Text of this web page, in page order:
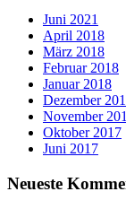
Juni 2021
April 2018
März 2018
Februar 2018
Januar 2018
Dezember
November
Oktober 2017
Juni 2017
Neueste